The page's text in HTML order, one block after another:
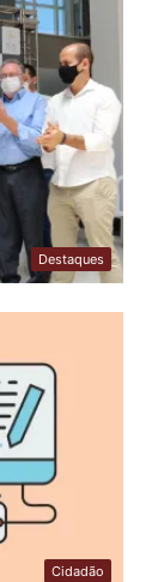
Destaques
Cidadão